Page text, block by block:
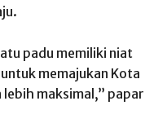
padu memiliki niat
memajukan Kota
maksimal,” papar